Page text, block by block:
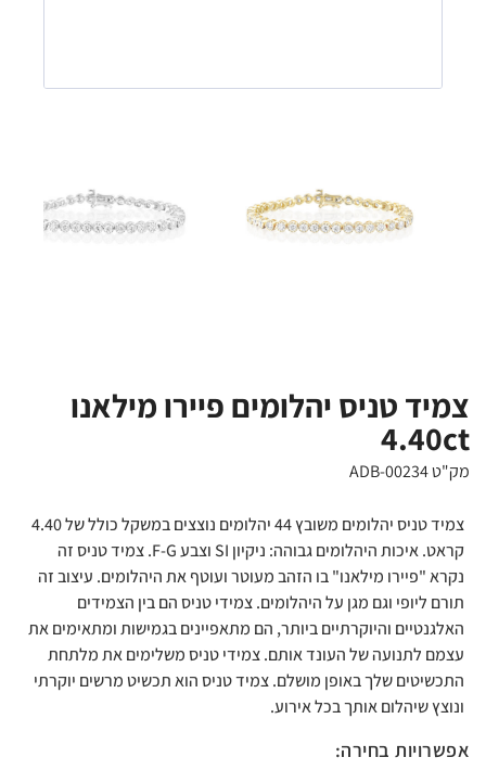
צמיד טניס יהלומים פיירו מילאנו
4.40ct
מק"ט ADB-00234
צמיד טניס יהלומים משובץ 44 יהלומים נוצצים במשקל כולל של 4.40
קראט. איכות היהלומים גבוהה: ניקיון SI וצבע F-G. צמיד טניס זה
נקרא "פיירו מילאנו" בו הזהב מעוטר ועוטף את היהלומים. עיצוב זה
תורם ליופי וגם מגן על היהלומים. צמידי טניס הם בין הצמידים
האלגנטיים והיוקרתיים ביותר, הם מתאפיינים בגמישות ומתאימים את
עצמם לתנועה של העונד אותם. צמידי טניס משלימים את מלתחת
התכשיטים שלך באופן מושלם. צמיד טניס הוא תכשיט מרשים יוקרתי
ונוצץ שיהלום אותך בכל אירוע.
אפשרויות בחירה: